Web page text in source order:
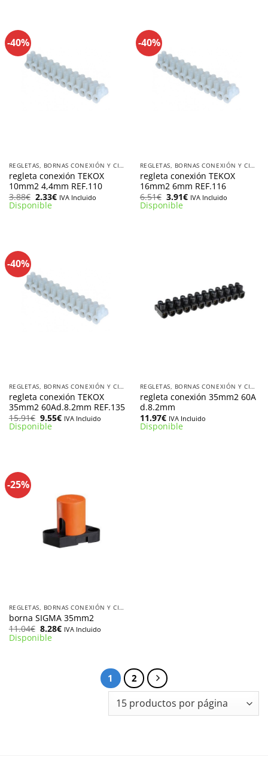
-40%
REGLETAS, BORNAS CONEXIÓN Y CINTA AISLANTE
regleta conexión TEKOX
10mm2 4,4mm REF.110
3.88€ El
precio
original
2.33€El
precio
IVA Incluido
Disponible
-40%
REGLETAS, BORNAS CONEXIÓN Y CINTA AISLANTE
regleta conexión TEKOX
16mm2 6mm REF.116
6.51€ El
precio
original
3.91€El
precio
IVA Incluido
Disponible
-40%
REGLETAS, BORNAS CONEXIÓN Y CINTA AISLANTE
regleta conexión TEKOX
35mm2 60Ad.8.2mm REF.135
15.91€ El
precio
original
9.55€El
precio
IVA Incluido
Disponible
REGLETAS, BORNAS CONEXIÓN Y CINTA AISLANTE
regleta conexión 35mm2 60A
d.8.2mm
11.97€ IVA Incluido
Disponible
-25%
REGLETAS, BORNAS CONEXIÓN Y CINTA AISLANTE
borna SIGMA 35mm2
11.04€ El
precio
original
8.28€ElIVA Incluido
Disponible
1 2